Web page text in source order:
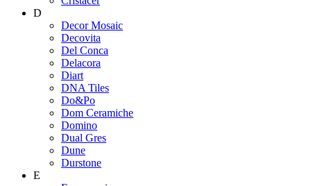
D
Decor Mosaic
Decovita
Del Conca
Delacora
Diart
DNA Tiles
Do&Po
Dom Ceramiche
Domino
Dual Gres
Dune
Durstone
E